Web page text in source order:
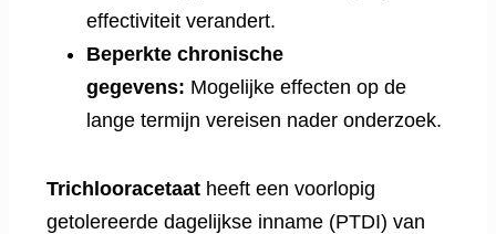
effectiviteit verandert.
Beperkte chronische
gegevens: Mogelijke effecten op de
lange termijn vereisen nader onderzoek.
Trichlooracetaat heeft een voorlopig
getolereerde dagelijkse inname (PTDI) van